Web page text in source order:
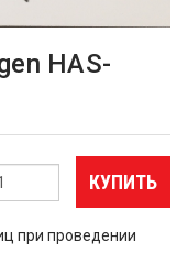
HAS-
КУПИТЬ
при проведении